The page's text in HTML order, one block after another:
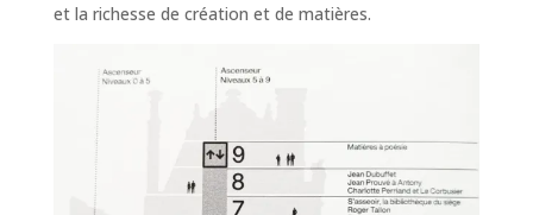
et la richesse de création et de matières.